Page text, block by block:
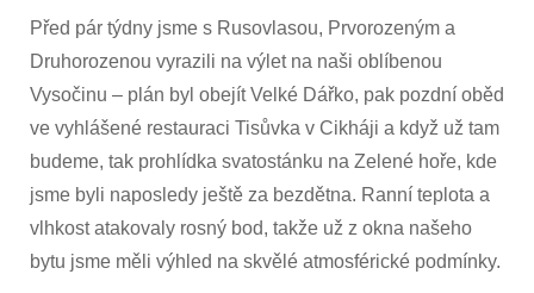
Před pár týdny jsme s Rusovlasou, Prvorozeným a
Druhorozenou vyrazili na výlet na naši oblíbenou
Vysočinu – plán byl obejít Velké Dářko, pak pozdní oběd
ve vyhlášené restauraci Tisůvka v Cikháji a když už tam
budeme, tak prohlídka svatostánku na Zelené hoře, kde
jsme byli naposledy ještě za bezdětna. Ranní teplota a
vlhkost atakovaly rosný bod, takže už z okna našeho
bytu jsme měli výhled na skvělé atmosférické podmínky.